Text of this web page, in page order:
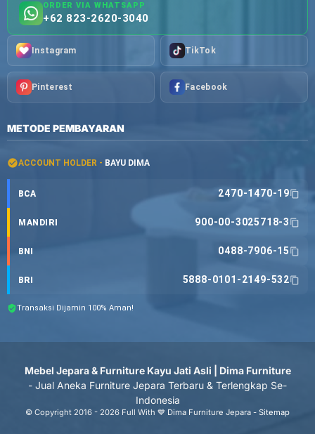
ORDER VIA WHATSAPP
+62 823-2620-3040
Instagram TikTok
Pinterest Facebook
METODE PEMBAYARAN
ACCOUNT HOLDER - BAYU DIMA
BCA 2470-1470-19
MANDIRI 900-00-3025718-3
BNI 0488-7906-15
BRI 5888-0101-2149-532
Transaksi Dijamin 100% Aman!
Mebel Jepara & Furniture Kayu Jati Asli | Dima Furniture
- Jual Aneka Furniture Jepara Terbaru & Terlengkap Se-
Indonesia
© Copyright 2016 - 2026 Full With 💙 Dima Furniture Jepara - Sitemap